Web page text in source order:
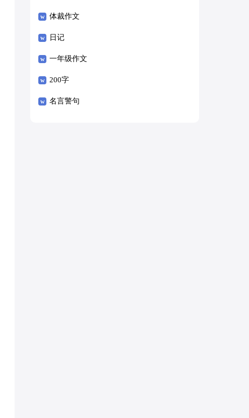
体裁作文
日记
一年级作文
200字
名言警句